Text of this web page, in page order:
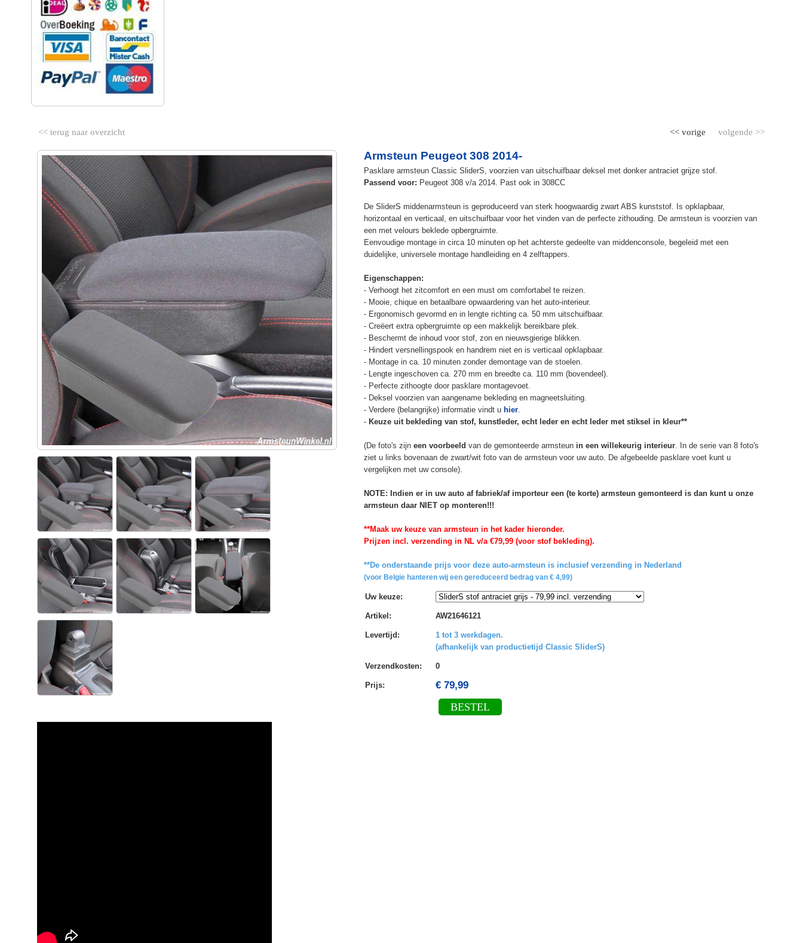
<< terug naar overzicht volgende >>
<< vorige
Armsteun Peugeot 308 2014-
Pasklare armsteun Classic SliderS, voorzien van uitschuifbaar deksel met donker antraciet grijze stof.
Passend voor: Peugeot 308 v/a 2014. Past ook in 308CC
De SliderS middenarmsteun is geproduceerd van sterk hoogwaardig zwart ABS kunststof. Is opklapbaar,
horizontaal en verticaal, en uitschuifbaar voor het vinden van de perfecte zithouding. De armsteun is voorzien van
een met velours beklede opbergruimte.
Eenvoudige montage in circa 10 minuten op het achterste gedeelte van middenconsole, begeleid met een
duidelijke, universele montage handleiding en 4 zelftappers.
Eigenschappen:
- Verhoogt het zitcomfort en een must om comfortabel te reizen.
- Mooie, chique en betaalbare opwaardering van het auto-interieur.
- Ergonomisch gevormd en in lengte richting ca. 50 mm uitschuifbaar.
- Creëert extra opbergruimte op een makkelijk bereikbare plek.
- Beschermt de inhoud voor stof, zon en nieuwsgierige blikken.
- Hindert versnellingspook en handrem niet en is verticaal opklapbaar.
- Montage in ca. 10 minuten zonder demontage van de stoelen.
- Lengte ingeschoven ca. 270 mm en breedte ca. 110 mm (bovendeel).
- Perfecte zithoogte door pasklare montagevoet.
- Deksel voorzien van aangename bekleding en magneetsluiting.
- Verdere (belangrijke) informatie vindt u hier.
- Keuze uit bekleding van stof, kunstleder, echt leder en echt leder met stiksel in kleur**
(De foto's zijn een voorbeeld van de gemonteerde armsteun in een willekeurig interieur. In de serie van 8 foto's
ziet u links bovenaan de zwart/wit foto van de armsteun voor uw auto. De afgebeelde pasklare voet kunt u
vergelijken met uw console).
NOTE: Indien er in uw auto af fabriek/af importeur een (te korte) armsteun gemonteerd is dan kunt u onze
armsteun daar NIET op monteren!!!
**Maak uw keuze van armsteun in het kader hieronder.
Prijzen incl. verzending in NL v/a €79,99 (voor stof bekleding).
**De onderstaande prijs voor deze auto-armsteun is inclusief verzending in Nederland
(voor Belgie hanteren wij een gereduceerd bedrag van € 4,99)
Uw keuze:
Artikel : AW21646121
Levertijd :
1 tot 3 werkdagen.
(afhankelijk van productietijd Classic SliderS)
Verzendkosten: 0
Prijs: € 79,99
BESTEL